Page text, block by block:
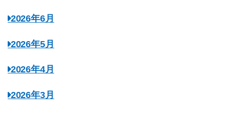
2026年6月
2026年5月
2026年4月
2026年3月